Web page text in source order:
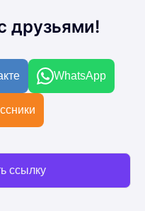
друзьями!
WhatsApp
ссылку